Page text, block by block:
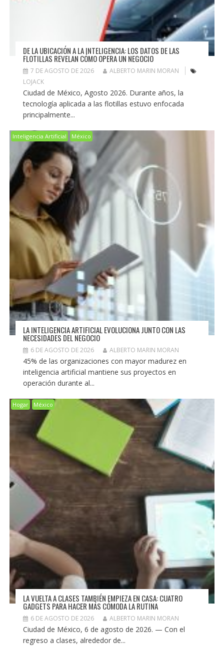
DE LA UBICACIÓN A LA INTELIGENCIA: LOS DATOS DE LAS
FLOTILLAS REVELAN CÓMO OPERA UN NEGOCIO
7 DE AGOSTO DE 2026
ALBERTO MARIN MORAN
LOJACK
Ciudad de México, Agosto 2026. Durante años, la
tecnología aplicada a las flotillas estuvo enfocada
principalmente...
Inteligencia Artificial México
LA INTELIGENCIA ARTIFICIAL EVOLUCIONA JUNTO CON LAS
NECESIDADES DEL NEGOCIO
6 DE AGOSTO DE 2026 ALBERTO MARIN MORAN
45% de las organizaciones con mayor madurez en
inteligencia artificial mantiene sus proyectos en
operación durante al...
Hogar México
LA VUELTA A CLASES TAMBIÉN EMPIEZA EN CASA: CUATRO
GADGETS PARA HACER MÁS CÓMODA LA RUTINA
6 DE AGOSTO DE 2026 ALBERTO MARIN MORAN
Ciudad de México, 6 de agosto de 2026. — Con el
regreso a clases, alrededor de...